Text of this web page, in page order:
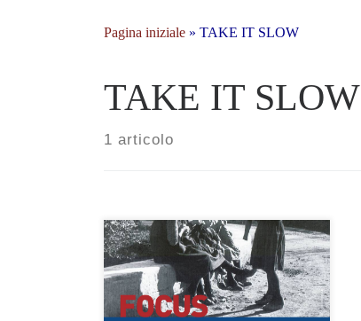
Pagina iniziale » TAKE IT SLOW
TAKE IT SLOW
1 articolo
Il progetto prevede la ricerca
preliminare, i focus groups, le
ricerche documentarie e di
archivio, le interviste in